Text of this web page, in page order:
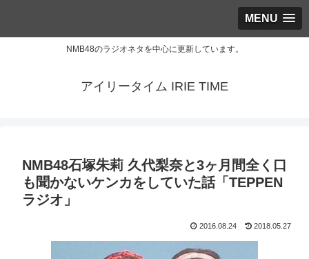
MENU
NMB48のラジオネタを中心に更新しています。
アイリータイム IRIE TIME
NMB48石塚朱莉 久代梨奈と3ヶ月間全く口
も聞かないケンカをしていた話「TEPPEN
ラジオ」
2016.08.24 2018.05.27